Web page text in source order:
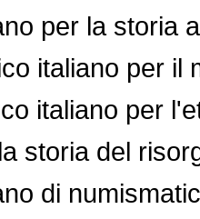
per la storia
italiano per il
italiano per
storia del
di